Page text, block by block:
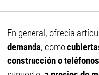
En general, ofrecía
demanda, como
construcción o